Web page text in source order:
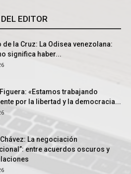
EDITOR
de la Cruz: La Odisea venezolana:
significa haber...
«Estamos trabajando
por la libertad y la democracia...
La negociación
entre acuerdos oscuros y